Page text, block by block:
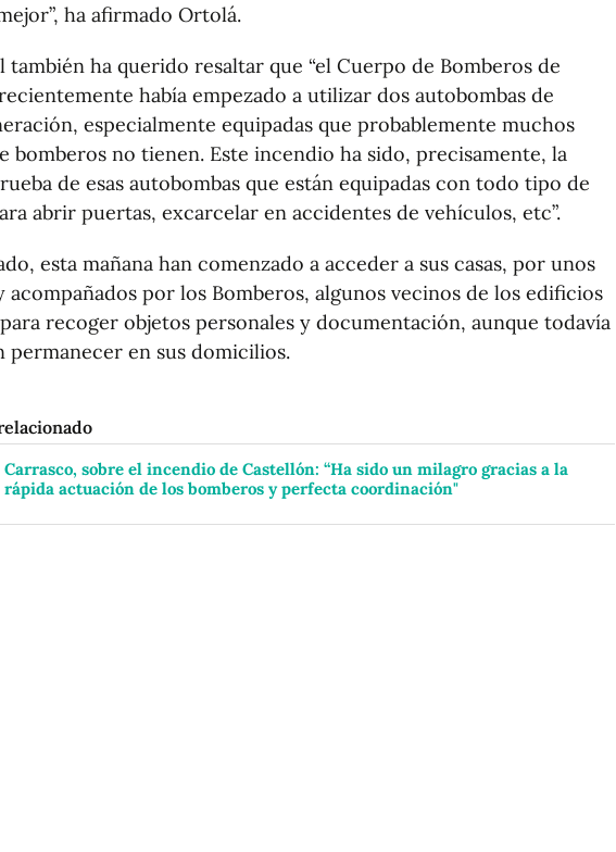
ha afirmado Ortolá.
también ha querido resaltar que “el Cuerpo de Bomberos de
había empezado a utilizar dos autobombas de
especialmente equipadas que probablemente muchos
bomberos no tienen. Este incendio ha sido, precisamente, la
de esas autobombas que están equipadas con todo tipo de
abrir puertas, excarcelar en accidentes de vehículos, etc”.
esta mañana han comenzado a acceder a sus casas, por unos
acompañados por los Bomberos, algunos vecinos de los edificios
recoger objetos personales y documentación, aunque todavía
permanecer en sus domicilios.
Carrasco, sobre el incendio de Castellón: “Ha sido un milagro gracias a la
rápida actuación de los bomberos y perfecta coordinación"